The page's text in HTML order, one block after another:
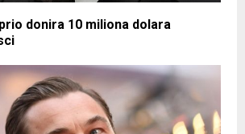
donira 10 miliona dolara